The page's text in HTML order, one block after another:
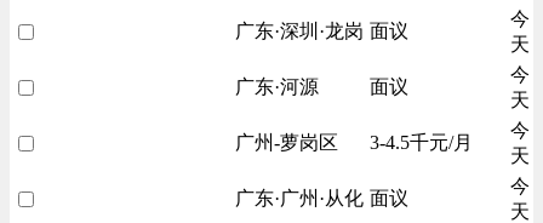
广东·深圳·龙岗 面议
今
天
广东·河源 面议
今
天
广州-萝岗区 3-4.5千元/月
今
天
广东·广州·从化 面议
今
天